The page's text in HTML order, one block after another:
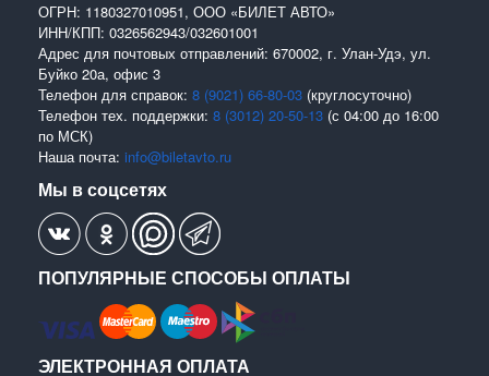
ОГРН: 1180327010951, ООО «БИЛЕТ АВТО»
ИНН/КПП: 0326562943/032601001
Адрес для почтовых отправлений: 670002, г. Улан-Удэ, ул.
Буйко 20а, офис 3
Телефон для справок: 8 (9021) 66-80-03 (круглосуточно)
Телефон тех. поддержки: 8 (3012) 20-50-13 (с 04:00 до 16:00
по МСК)
Наша почта: info@biletavto.ru
Мы в соцсетях
ПОПУЛЯРНЫЕ СПОСОБЫ ОПЛАТЫ
ЭЛЕКТРОННАЯ ОПЛАТА